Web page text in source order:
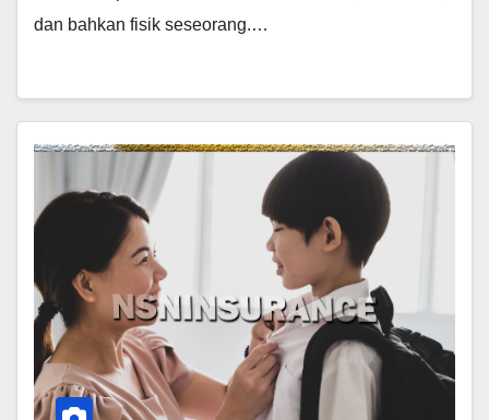
dan bahkan fisik seseorang.…